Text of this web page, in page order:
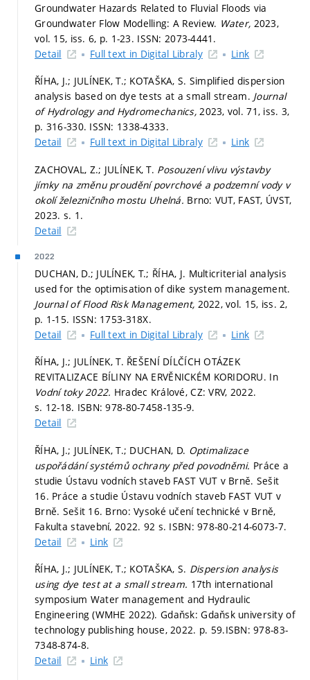
Groundwater Hazards Related to Fluvial Floods via
Groundwater Flow Modelling: A Review. Water, 2023,
vol. 15, iss. 6, p. 1-23. ISSN: 2073-4441.
Detail
Full text in Digital Libraly Link
ŘÍHA, J.; JULÍNEK, T.; KOTAŠKA, S. Simplified dispersion
analysis based on dye tests at a small stream. Journal
of Hydrology and Hydromechanics,2023, vol. 71, iss. 3,
p. 316-330. ISSN: 1338-4333.
Detail
Full text in Digital Libraly Link
ZACHOVAL, Z.; JULÍNEK, T. Posouzení vlivu výstavby
jímky na změnu proudění povrchové a podzemní vody v
okolí železničního mostu Uhelná. Brno: VUT, FAST, ÚVST,
2023. s. 1.
Detail
2022
DUCHAN, D.; JULÍNEK, T.; ŘÍHA, J. Multicriterial analysis
used for the optimisation of dike system management.
Journal of Flood Risk Management, 2022, vol. 15, iss. 2,
p. 1-15. ISSN: 1753-318X.
Detail
Full text in Digital Libraly Link
ŘÍHA, J.; JULÍNEK, T. ŘEŠENÍ DÍLČÍCH OTÁZEK
REVITALIZACE BÍLINY NA ERVĚNICKÉM KORIDORU. In
Vodní toky 2022. Hradec Králové, CZ: VRV, 2022.
s. 12-18. ISBN: 978-80-7458-135-9.
Detail
ŘÍHA, J.; JULÍNEK, T.; DUCHAN, D. Optimalizace
uspořádání systémů ochrany před povodněmi. Práce a
studie Ústavu vodních staveb FAST VUT v Brně. Sešit
16. Práce a studie Ústavu vodních staveb FAST VUT v
Brně. Sešit 16. Brno: Vysoké učení technické v Brně,
Fakulta stavební, 2022. 92 s. ISBN: 978-80-214-6073-7.
Detail
Link
ŘÍHA, J.; JULÍNEK, T.; KOTAŠKA, S. Dispersion analysis
using dye test at a small stream. 17th international
symposium Water management and Hydraulic
Engineering (WMHE 2022). Gdaňsk: Gdaňsk university of
technology publishing house, 2022. p. 59.ISBN: 978-83-
7348-874-8.
Detail
Link